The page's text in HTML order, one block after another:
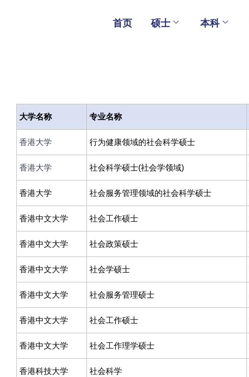
首页 硕士 本科
大学名称 专业名称
香港大学 行为健康领域的社会科学硕士
香港大学 社会科学硕士(社会学领域)
香港大学 社会服务管理领域的社会科学硕士
香港中文大学 社会工作硕士
香港中文大学 社会政策硕士
香港中文大学 社会学硕士
香港中文大学 社会服务管理硕士
香港中文大学 社会工作硕士
香港中文大学 社会工作理学硕士
香港科技大学 社会科学